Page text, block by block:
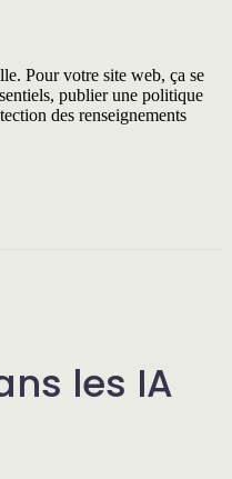
Pour votre site web, ça se
publier une politique
des renseignements
les IA